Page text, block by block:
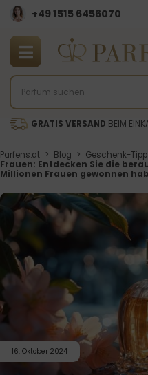
+49 1515 6456070
GRATIS VERSAND BEIM
Parfens.at > Blog > Geschenk-Tipp
Frauen: Entdecken Sie die
Millionen Frauen gewonnen
16. Oktober 2024